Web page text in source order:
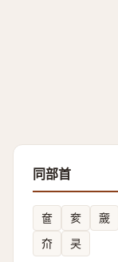
同部首
奩 奒 奯
夼
㚑